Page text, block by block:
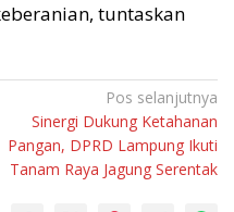
tuntaskan
Pos selanjutnya
Sinergi Dukung Ketahanan
Pangan, DPRD Lampung Ikuti
Tanam Raya Jagung Serentak